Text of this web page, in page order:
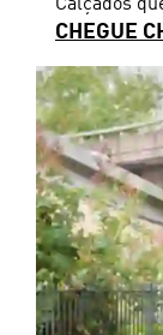
Calçados
CHEGUE